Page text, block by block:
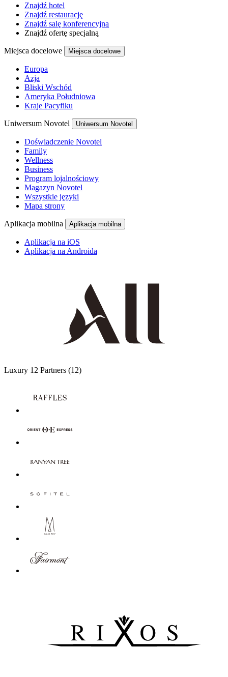
Znajdź hotel
Znajdź restaurację
Znajdź salę konferencyjną
Znajdź ofertę specjalną
Miejsca docelowe Miejsca docelowe
Europa
Azja
Bliski Wschód
Ameryka Południowa
Kraje Pacyfiku
Uniwersum Novotel Uniwersum Novotel
Doświadczenie Novotel
Family
Wellness
Business
Program lojalnościowy
Magazyn Novotel
Wszystkie języki
Mapa strony
Aplikacja mobilna Aplikacja mobilna
Aplikacja na iOS
Aplikacja na Androida
Luxury 12 Partners (12)